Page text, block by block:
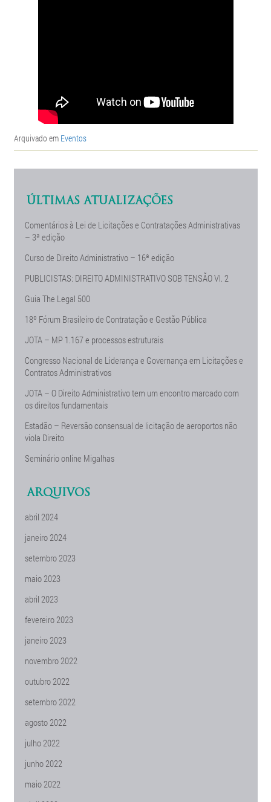
Arquivado em Eventos
ÚLTIMAS ATUALIZAÇÕES
Comentários à Lei de Licitações e Contratações Administrativas
– 3ª edição
Curso de Direito Administrativo – 16ª edição
PUBLICISTAS: DIREITO ADMINISTRATIVO SOB TENSÃO Vl. 2
Guia The Legal 500
18º Fórum Brasileiro de Contratação e Gestão Pública
JOTA – MP 1.167 e processos estruturais
Congresso Nacional de Liderança e Governança em Licitações e
Contratos Administrativos
JOTA – O Direito Administrativo tem um encontro marcado com
os direitos fundamentais
Estadão – Reversão consensual de licitação de aeroportos não
viola Direito
Seminário online Migalhas
ARQUIVOS
abril 2024
janeiro 2024
setembro 2023
maio 2023
abril 2023
fevereiro 2023
janeiro 2023
novembro 2022
outubro 2022
setembro 2022
agosto 2022
julho 2022
junho 2022
maio 2022